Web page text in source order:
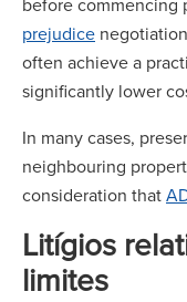
prejudice
often achieve a
significantly lower
In many cases,
neighbouring
consideration that
Litígios
limites